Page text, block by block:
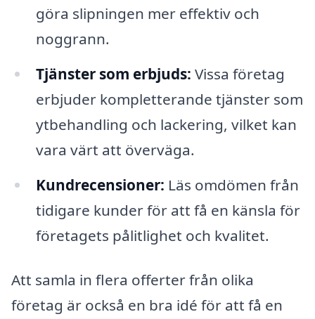
göra slipningen mer effektiv och
noggrann.
Tjänster som erbjuds: Vissa företag
erbjuder kompletterande tjänster som
ytbehandling och lackering, vilket kan
vara värt att överväga.
Kundrecensioner: Läs omdömen från
tidigare kunder för att få en känsla för
företagets pålitlighet och kvalitet.
Att samla in flera offerter från olika
företag är också en bra idé för att få en